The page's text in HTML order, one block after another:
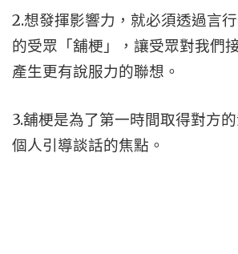
2.想發揮影響力，就必須透過言
的受眾「舖梗」，讓受眾對我們
產生更有說服力的聯想。
3.舖梗是為了第一時間取得對方
個人引導談話的焦點。